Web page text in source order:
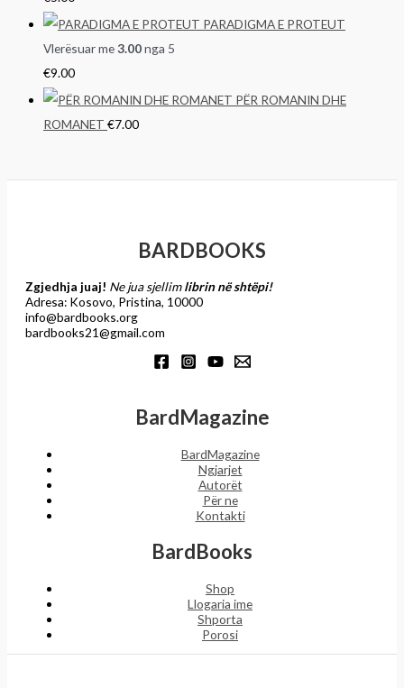
PARADIGMA E PROTEUT
Vlerësuar me3.00nga 5
€9.00
PËR ROMANIN DHE
ROMANET €7.00
BARDBOOKS
Zgjedhja juaj! Ne jua sjellimlibrin në shtëpi!
Adresa: Kosovo, Pristina, 10000
info@bardbooks.org
bardbooks21@gmail.com
BardMagazine
BardMagazine
Ngjarjet
Autorët
Për ne
Kontakti
BardBooks
Shop
Llogaria ime
Shporta
Porosi